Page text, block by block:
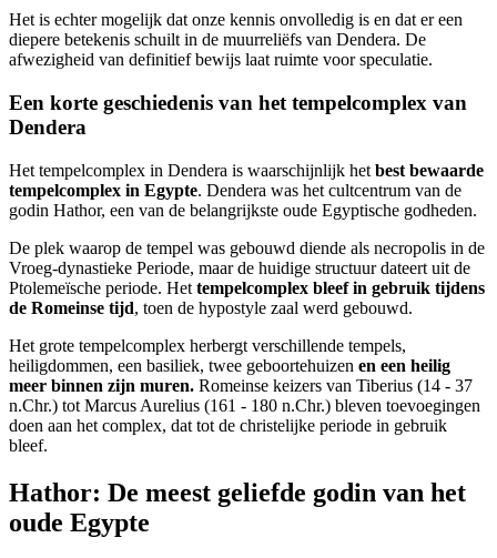
Het is echter mogelijk dat onze kennis onvolledig is en dat er een
diepere betekenis schuilt in de muurreliëfs van Dendera. De
afwezigheid van definitief bewijs laat ruimte voor speculatie.
Een korte geschiedenis van het tempelcomplex van
Dendera
Het tempelcomplex in Dendera is waarschijnlijk het best bewaarde
tempelcomplex in Egypte. Dendera was het cultcentrum van de
godin Hathor, een van de belangrijkste oude Egyptische godheden.
De plek waarop de tempel was gebouwd diende als necropolis in de
Vroeg-dynastieke Periode, maar de huidige structuur dateert uit de
Ptolemeïsche periode. Het tempelcomplex bleef in gebruik tijdens
de Romeinse tijd, toen de hypostyle zaal werd gebouwd.
Het grote tempelcomplex herbergt verschillende tempels,
heiligdommen, een basiliek, twee geboortehuizen en een heilig
meer binnen zijn muren. Romeinse keizers van Tiberius (14 - 37
n.Chr.) tot Marcus Aurelius (161 - 180 n.Chr.) bleven toevoegingen
doen aan het complex, dat tot de christelijke periode in gebruik
bleef.
Hathor: De meest geliefde godin van het
oude Egypte